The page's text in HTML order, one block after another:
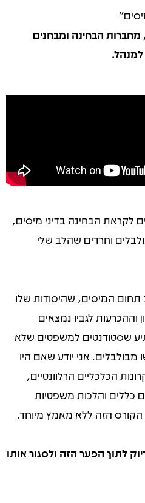
הבחינה ומבחנים
לקראת הבחינה בדיני מיסים,
וחרדים שהלב שלי
תחום המיסים, שהיסודות שלו
וההכרעות לגביו נמצאים
שסטודנטים למשפטים שלא
מבולבלים. אני יודע שאם היו
הכלכליים הרלוונטיים,
כללים והלכות משפטיות
הזה ללא מאמץ מיוחד.
לתוך הפער הזה ולסגור אותו